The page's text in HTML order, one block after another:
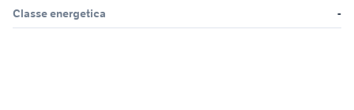
Classe energetica
-